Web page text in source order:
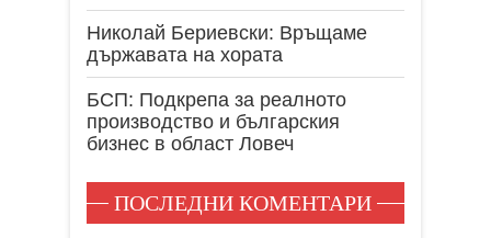
Николай Бериевски: Връщаме
държавата на хората
БСП: Подкрепа за реалното
производство и българския
бизнес в област Ловеч
ПОСЛЕДНИ КОМЕНТАРИ